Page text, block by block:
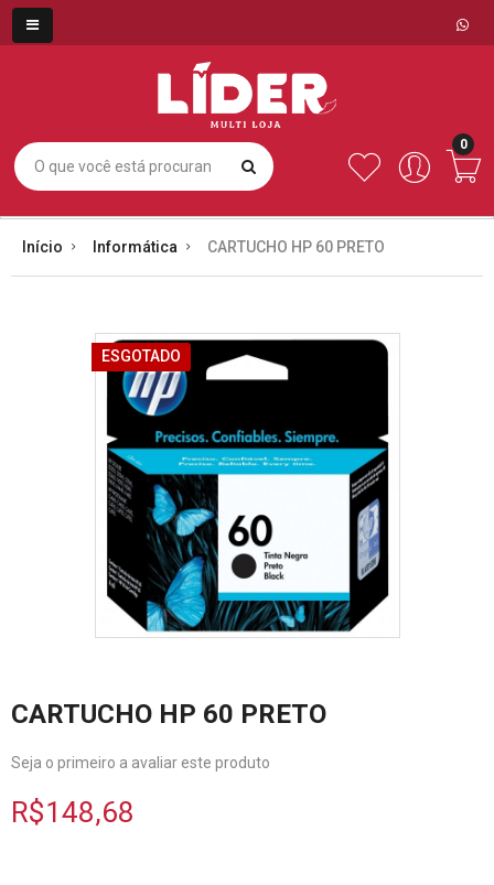
0
Início Informática CARTUCHO HP 60 PRETO
ESGOTADO
CARTUCHO HP 60 PRETO
Seja o primeiro a avaliar este produto
R$148,68